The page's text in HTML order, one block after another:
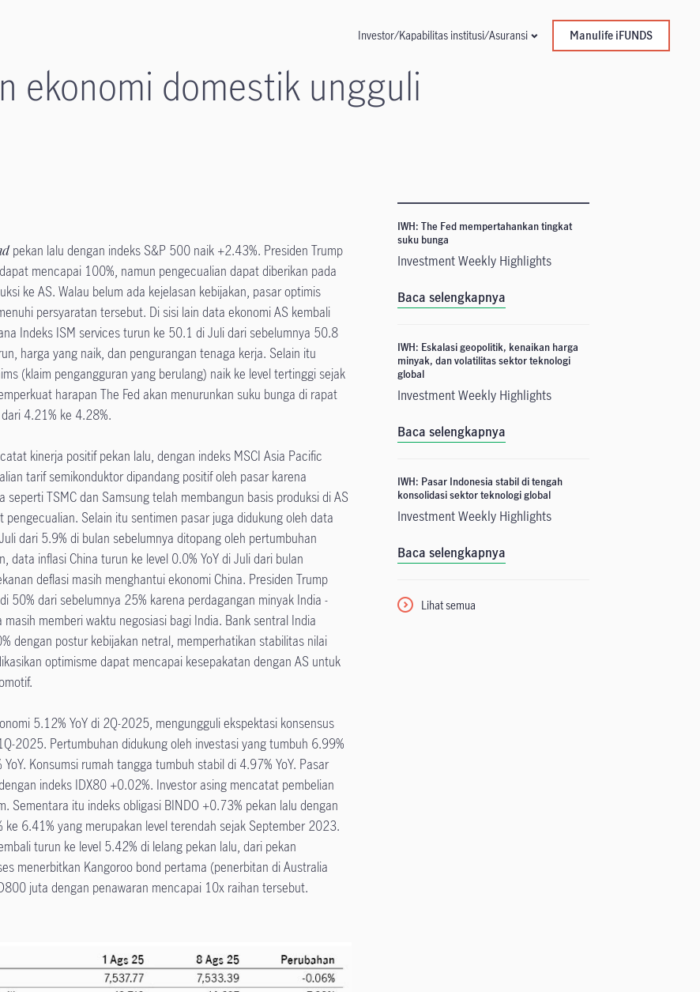
Investor/Kapabilitas institusi/Asuransi Manulife iFUNDS
ekonomi domestik ungguli
pekan lalu dengan indeks S&P 500 naik +2.43%. Presiden Trump
mencapai 100%, namun pengecualian dapat diberikan pada
ke AS. Walau belum ada kejelasan kebijakan, pasar optimis
persyaratan tersebut. Di sisi lain data ekonomi AS kembali
Indeks ISM services turun ke 50.1 di Juli dari sebelumnya 50.8
harga yang naik, dan pengurangan tenaga kerja. Selain itu
(klaim pengangguran yang berulang) naik ke level tertinggi sejak
harapan The Fed akan menurunkan suku bunga di rapat
4.21% ke 4.28%.
kinerja positif pekan lalu, dengan indeks MSCI Asia Pacific
tarif semikonduktor dipandang positif oleh pasar karena
seperti TSMC dan Samsung telah membangun basis produksi di AS
Selain itu sentimen pasar juga didukung oleh data
dari 5.9% di bulan sebelumnya ditopang oleh pertumbuhan
data inflasi China turun ke level 0.0% YoY di Juli dari bulan
deflasi masih menghantui ekonomi China. Presiden Trump
50% dari sebelumnya 25% karena perdagangan minyak India -
memberi waktu negosiasi bagi India. Bank sentral India
dengan postur kebijakan netral, memperhatikan stabilitas nilai
optimisme dapat mencapai kesepakatan dengan AS untuk
5.12% YoY di 2Q-2025, mengungguli ekspektasi konsensus
2025. Pertumbuhan didukung oleh investasi yang tumbuh 6.99%
Konsumsi rumah tangga tumbuh stabil di 4.97% YoY. Pasar
indeks IDX80 +0.02%. Investor asing mencatat pembelian
Sementara itu indeks obligasi BINDO +0.73% pekan lalu dengan
6.41% yang merupakan level terendah sejak September 2023.
turun ke level 5.42% di lelang pekan lalu, dari pekan
menerbitkan Kangoroo bond pertama (penerbitan di Australia
juta dengan penawaran mencapai 10x raihan tersebut.
IWH: The Fed mempertahankan tingkat
suku bunga
Investment Weekly Highlights
Baca selengkapnya
IWH: Eskalasi geopolitik, kenaikan harga
minyak, dan volatilitas sektor teknologi
global
Investment Weekly Highlights
Baca selengkapnya
IWH: Pasar Indonesia stabil di tengah
konsolidasi sektor teknologi global
Investment Weekly Highlights
Baca selengkapnya
Lihat semua